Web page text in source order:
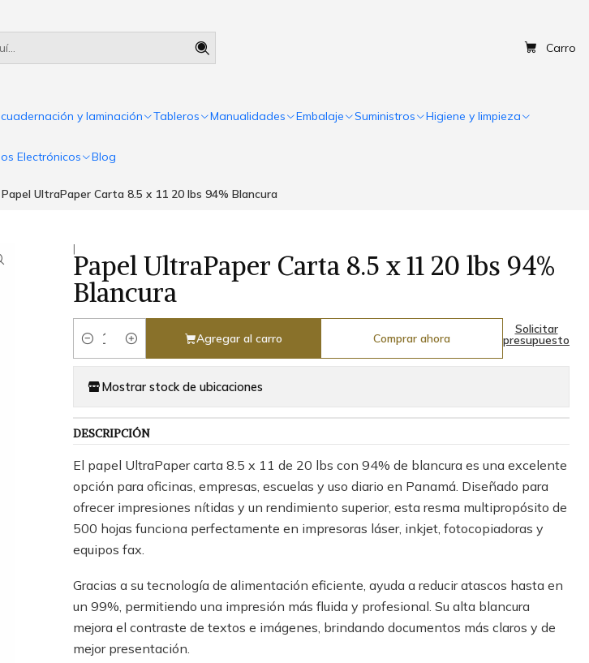
Carro
y laminación Tableros Manualidades Embalaje Suministros Higiene y limpieza
Electrónicos Blog
Papel UltraPaper Carta 8.5 x 11 20 lbs 94% Blancura
|
Papel UltraPaper Carta 8.5 x 11 20 lbs 94%
Blancura
Cantidad
Agregar al carro Comprar ahora
Solicitar
presupuesto
Mostrar stock de ubicaciones
DESCRIPCIÓN
El papel UltraPaper carta 8.5 x 11 de 20 lbs con 94% de blancura es una excelente
opción para oficinas, empresas, escuelas y uso diario en Panamá. Diseñado para
ofrecer impresiones nítidas y un rendimiento superior, esta resma multipropósito de
500 hojas funciona perfectamente en impresoras láser, inkjet, fotocopiadoras y
equipos fax.
Gracias a su tecnología de alimentación eficiente, ayuda a reducir atascos hasta en
un 99%, permitiendo una impresión más fluida y profesional. Su alta blancura
mejora el contraste de textos e imágenes, brindando documentos más claros y de
mejor presentación.